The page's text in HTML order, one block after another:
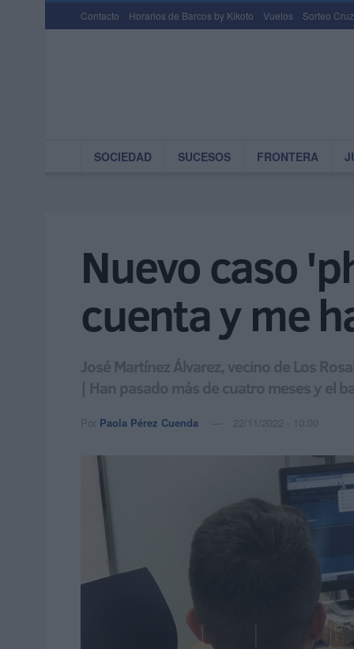
Contacto Horarios de Barcos by Kikoto Vuelos Sorteo
SOCIEDAD SUCESOS FRONTERA
Nuevo caso
cuenta y me
José Martínez Álvarez, vecino de Los
| Han pasado más de cuatro meses y el
Por Paola Pérez Cuenda 22/11/2022 - 10:00